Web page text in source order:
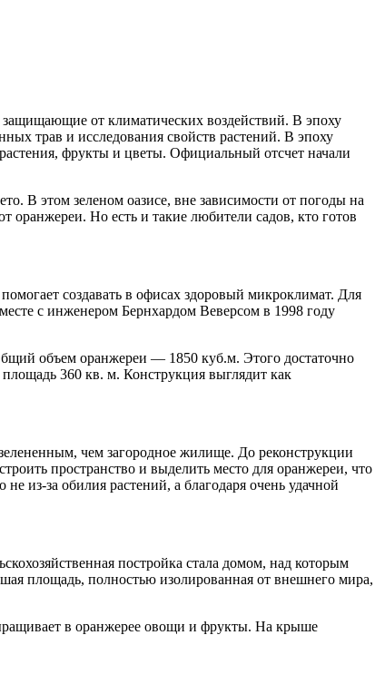
от климатических воздействий. В эпоху
трав и исследования свойств растений. В эпоху
фрукты и цветы. Официальный отсчет начали
В этом зеленом оазисе, вне зависимости от погоды на
оранжереи. Но есть и такие любители садов, кто готов
создавать в офисах здоровый микроклимат. Для
с инженером Бернхардом Веверсом в 1998 году
объем оранжереи — 1850 куб.м. Этого достаточно
360 кв. м. Конструкция выглядит как
чем загородное жилище. До реконструкции
пространство и выделить место для оранжереи, что
из-за обилия растений, а благодаря очень удачной
постройка стала домом, над которым
площадь, полностью изолированная от внешнего мира,
в оранжерее овощи и фрукты. На крыше